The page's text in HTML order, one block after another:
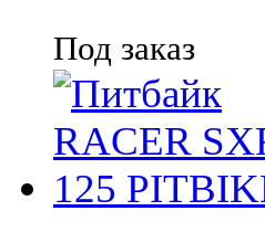
Под заказ